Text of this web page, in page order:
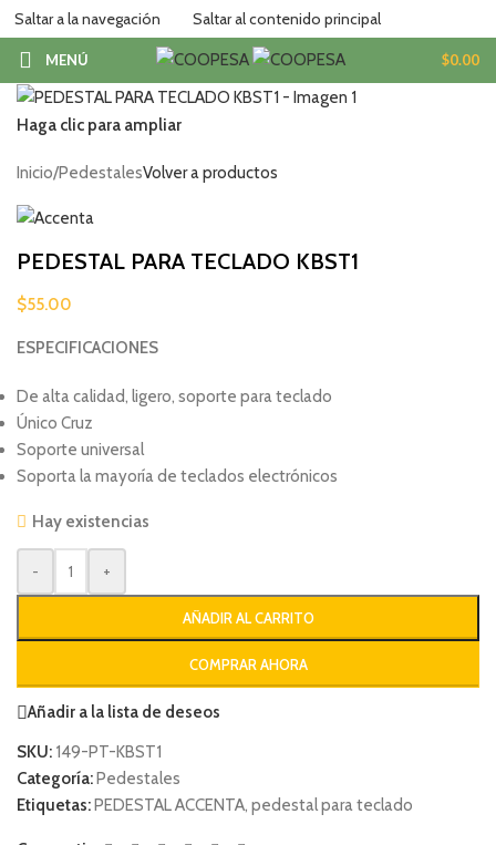
Saltar a la navegación Saltar al contenido principal
MENÚ $0.00
Haga clic para ampliar
Inicio/PedestalesVolver a productos
PEDESTAL PARA TECLADO KBST1
$55.00
ESPECIFICACIONES
De alta calidad, ligero, soporte para teclado
Único Cruz
Soporte universal
Soporta la mayoría de teclados electrónicos
Hay existencias
- +
AÑADIR AL CARRITO
COMPRAR AHORA
Añadir a la lista de deseos
SKU: 149-PT-KBST1
Categoría:Pedestales
Etiquetas:PEDESTAL ACCENTA, pedestal para teclado